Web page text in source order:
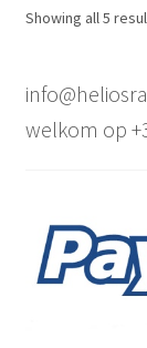
Showing all 5
welkom op